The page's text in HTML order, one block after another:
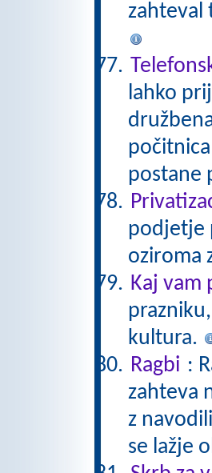
zahteval
lahko
postane
podjetje
oziroma
Kaj vam
kultura.
Ragbi :
zahteva
z
se lažje